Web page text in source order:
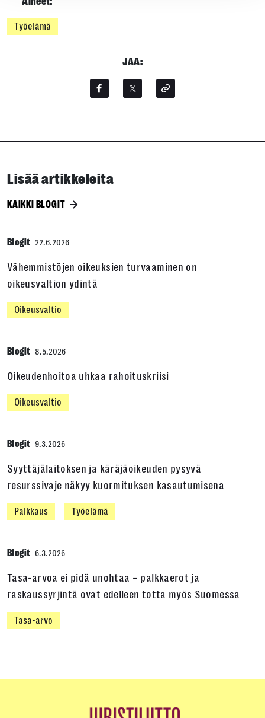
Työelämä
JAA:
Lisää artikkeleita
KAIKKI BLOGIT
Blogit 22.6.2026
Vähemmistöjen oikeuksien turvaaminen on
oikeusvaltion ydintä
Oikeusvaltio
Blogit 8.5.2026
Oikeudenhoitoa uhkaa rahoituskriisi
Oikeusvaltio
Blogit 9.3.2026
Syyttäjälaitoksen ja käräjäoikeuden pysyvä
resurssivaje näkyy kuormituksen kasautumisena
Palkkaus Työelämä
Blogit 6.3.2026
Tasa-arvoa ei pidä unohtaa – palkkaerot ja
raskaussyrjintä ovat edelleen totta myös Suomessa
Tasa-arvo